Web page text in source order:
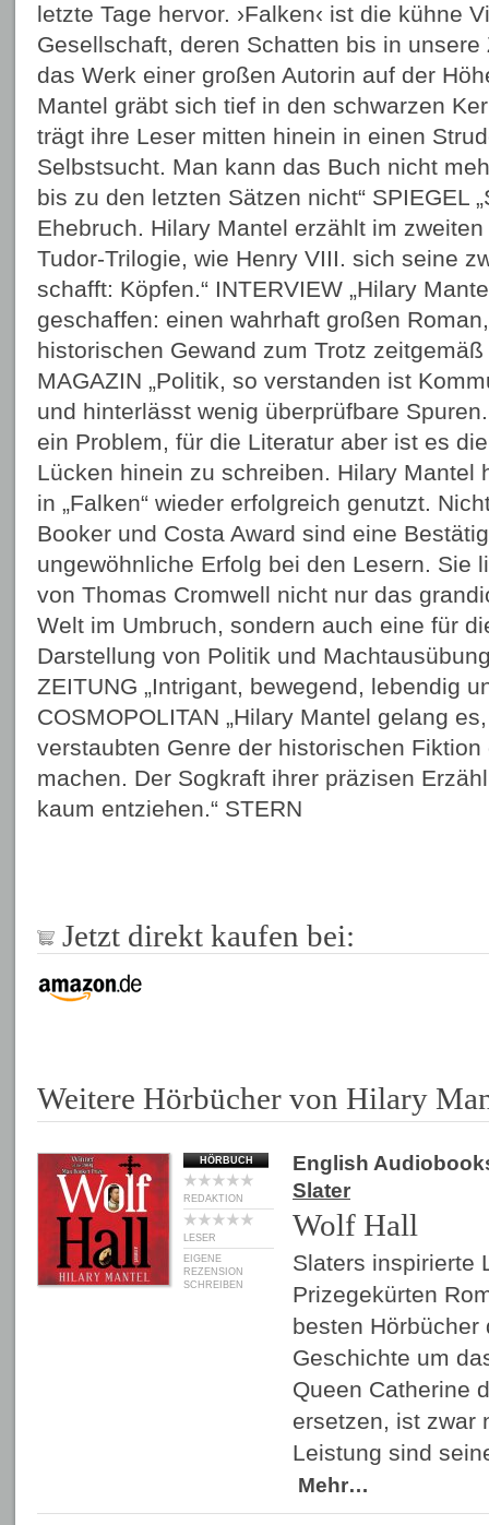
letzte Tage hervor. ›Falken‹ ist die kühne
Gesellschaft, deren Schatten bis in
das Werk einer großen Autorin auf der
Mantel gräbt sich tief in den schwarzen
trägt ihre Leser mitten hinein in einen
Selbstsucht. Man kann das Buch nicht
bis zu den letzten Sätzen nicht“ SPIEGEL
Ehebruch. Hilary Mantel erzählt im
Tudor-Trilogie, wie Henry VIII. sich seine
schafft: Köpfen.“ INTERVIEW „Hilary
geschaffen: einen wahrhaft großen
historischen Gewand zum Trotz zeitgemäß
MAGAZIN „Politik, so verstanden ist
und hinterlässt wenig überprüfbare
ein Problem, für die Literatur aber ist es
Lücken hinein zu schreiben. Hilary Mantel
in „Falken“ wieder erfolgreich genutzt.
Booker und Costa Award sind eine
ungewöhnliche Erfolg bei den Lesern. Sie
von Thomas Cromwell nicht nur das
Welt im Umbruch, sondern auch eine für
Darstellung von Politik und
ZEITUNG „Intrigant, bewegend, lebendig
COSMOPOLITAN „Hilary Mantel gelang
verstaubten Genre der historischen
machen. Der Sogkraft ihrer präzisen
kaum entziehen.“ STERN
Jetzt direkt kaufen bei:
Weitere Hörbücher von Hilary
HÖRBUCH
REDAKTION
LESER
EIGENE
REZENSION
SCHREIBEN
English
Slater
Wolf Hall
Slaters inspirierte
Prizegekürten
besten Hörbücher
Geschichte um
Queen Catherine
ersetzen, ist zwar
Leistung sind
Mehr…